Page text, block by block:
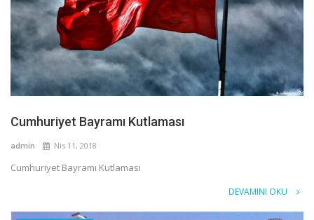
Cumhuriyet Bayramı Kutlaması
admin Nis 11, 2018
Cumhuriyet Bayramı Kutlaması
DEVAMINI OKU